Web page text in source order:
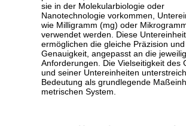
sie in der Molekularbiologie oder
Nanotechnologie vorkommen,
wie Milligramm (mg) oder
verwendet werden. Diese
ermöglichen die gleiche Präzision und
Genauigkeit, angepasst an die
Anforderungen. Die Vielseitigkeit des
und seiner Untereinheiten
Bedeutung als grundlegende
metrischen System.